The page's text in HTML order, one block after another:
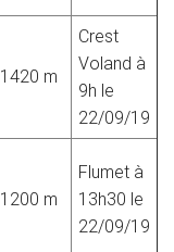
1420 m
Crest
Voland à
9h le
22/09/19
1200 m
Flumet à
13h30 le
22/09/19